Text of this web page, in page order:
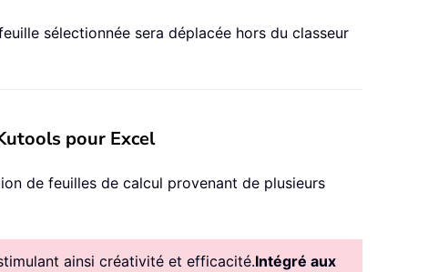
sélectionnée sera déplacée hors du classeur
pour Excel
de feuilles de calcul provenant de plusieurs
ainsi créativité et efficacité.Intégré aux